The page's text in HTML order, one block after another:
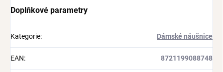
Doplňkové parametry
Kategorie: Dámské náušnice
EAN: 8721199088748